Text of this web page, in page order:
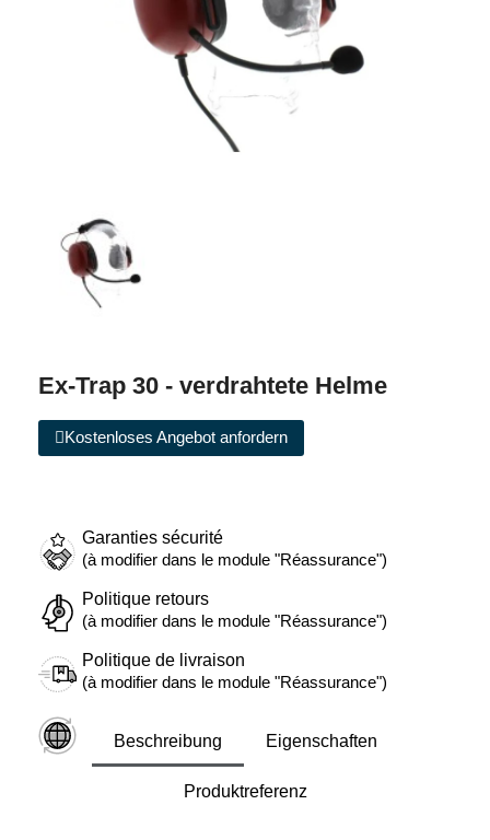
Ex-Trap 30 - verdrahtete Helme
Kostenloses Angebot anfordern
Garanties sécurité
(à modifier dans le module "Réassurance")
Politique retours
(à modifier dans le module "Réassurance")
Politique de livraison
(à modifier dans le module "Réassurance")
Beschreibung Eigenschaften
Produktreferenz